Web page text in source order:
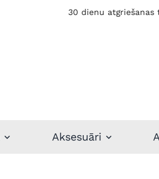
30 dienu atgriešanas
Aksesuāri